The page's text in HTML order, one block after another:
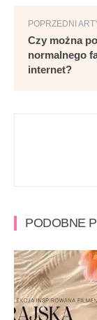
POPRZEDNI
Czy można
normalnego
internet?
PODOBNE